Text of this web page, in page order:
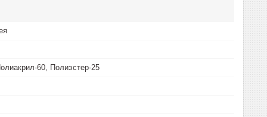
60, Полиэстер-25